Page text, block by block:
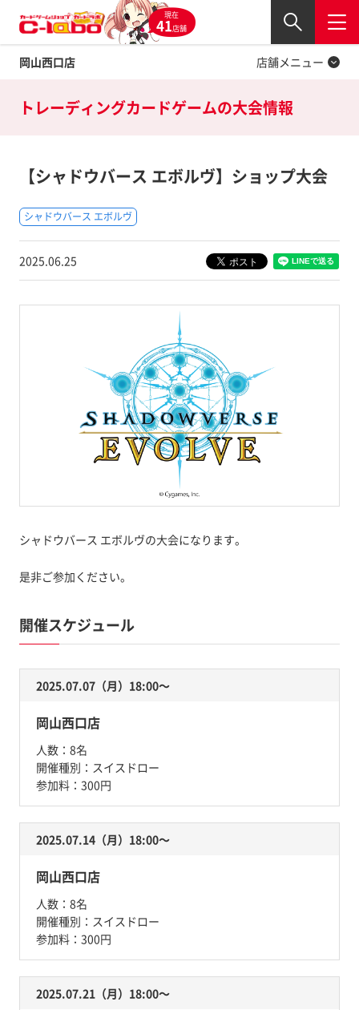
現在
41店舗
岡山西口店
閉じる
店舗メニュー
Twitter
トレーディングカードゲームの大会情報
【シャドウバース エボルヴ】ショップ大会
シャドウバース エボルヴ
2025.06.25
シャドウバース エボルヴの大会になります。
是非ご参加ください。
開催スケジュール
2025.07.07（月）18:00〜
岡山西口店
人数： 8名
開催種別： スイスドロー
参加料： 300円
2025.07.14（月）18:00〜
岡山西口店
人数： 8名
開催種別： スイスドロー
参加料： 300円
2025.07.21（月）18:00〜